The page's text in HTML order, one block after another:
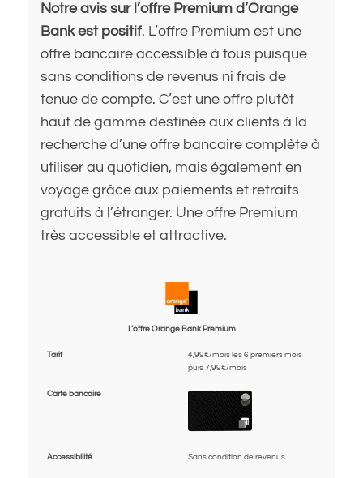
Notre avis sur l’offre Premium d’Orange
Bank est positif. L’offre Premium est une
offre bancaire accessible à tous puisque
sans conditions de revenus ni frais de
tenue de compte. C’est une offre plutôt
haut de gamme destinée aux clients à la
recherche d’une offre bancaire complète à
utiliser au quotidien, mais également en
voyage grâce aux paiements et retraits
gratuits à l’étranger. Une offre Premium
très accessible et attractive.
L’offre Orange Bank Premium
Tarif
4,99€/mois les 6 premiers mois
puis 7,99€/mois
Carte bancaire
Accessibilité Sans condition de revenus